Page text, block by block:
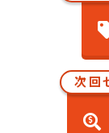
次回